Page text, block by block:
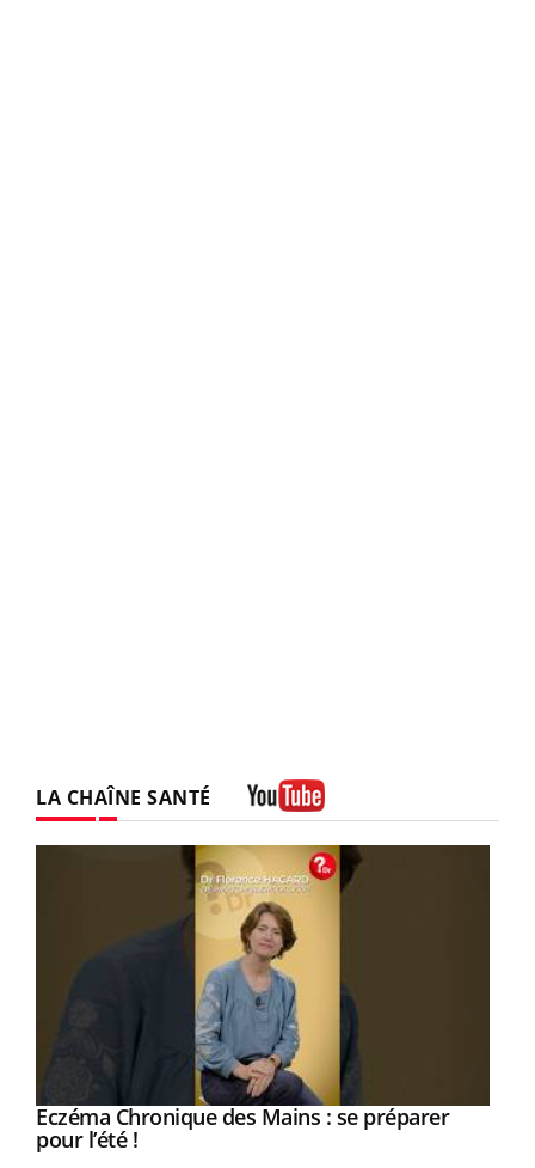
LA CHAÎNE SANTÉ
Youtube
Eczéma Chronique des Mains : se préparer
pour l’été !Youtube